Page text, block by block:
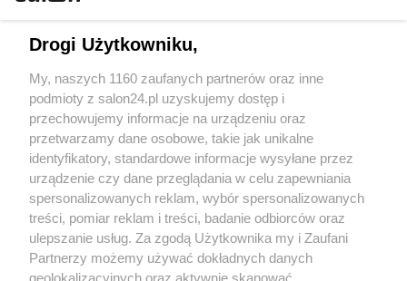
Sport
Społeczeństwo
Kultura
X Facebook Instagram Youtube
Drogi Użytkowniku,
My, naszych 1160 zaufanych partnerów oraz inne
podmioty z salon24.pl uzyskujemy dostęp i
przechowujemy informacje na urządzeniu oraz
przetwarzamy dane osobowe, takie jak unikalne
identyfikatory, standardowe informacje wysyłane przez
urządzenie czy dane przeglądania w celu zapewniania
spersonalizowanych reklam, wybór spersonalizowanych
treści, pomiar reklam i treści, badanie odbiorców oraz
ulepszanie usług. Za zgodą Użytkownika my i Zaufani
Partnerzy możemy używać dokładnych danych
geolokalizacyjnych oraz aktywnie skanować